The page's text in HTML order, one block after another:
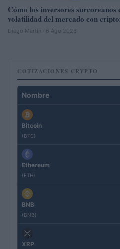
Cómo los inversores surcoreanos
volatilidad del mercado con
Diego Martín · 6 Ago 2026
COTIZACIONES CRYPTO
Nombre
Bitcoin
(BTC)
Ethereum
(ETH)
BNB
(BNB)
XRP